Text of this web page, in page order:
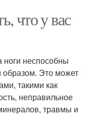
что у вас
ноги неспособны
Это может
такими как
неправильное
травмы и